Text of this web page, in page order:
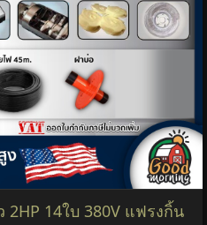
2HP 14ใบ 380V แฟรงกิ้น